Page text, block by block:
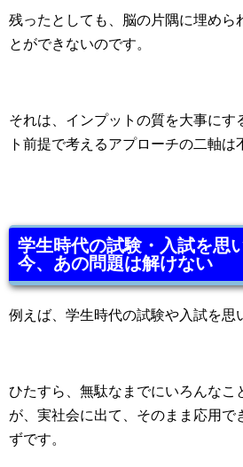
残ったとしても、脳の片隅に埋めら
とができないのです。
それは、インプットの質を大事にす
ト前提で考えるアプローチの二軸は
学生時代の試験・入試を思
今、あの問題は解けない
例えば、学生時代の試験や入試を思
ひたすら、無駄なまでにいろんなこ
が、実社会に出て、そのまま応用で
ずです。